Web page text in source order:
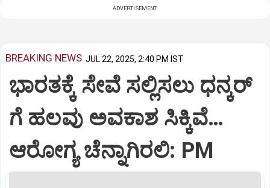
ADVERTISEMENT
BREAKING NEWS JUL 22, 2025, 2:40 PM IST
ಭಾರತಕ್ಕೆ ಸೇವೆ ಸಲ್ಲಿಸಲು ಧನ್ಕರ್‌
ಗೆ ಹಲವು ಅವಕಾಶ ಸಿಕ್ಕಿವೆ…
ಆರೋಗ್ಯ ಚೆನ್ನಾಗಿರಲಿ: PM